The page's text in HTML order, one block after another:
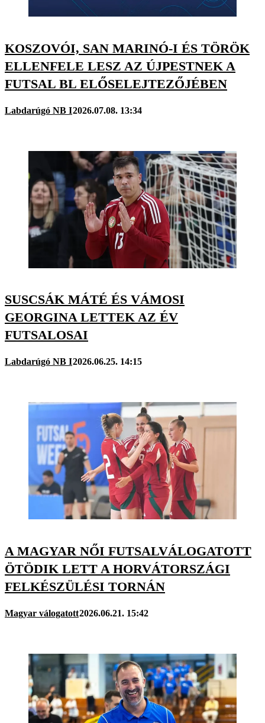
KOSZOVÓI, SAN MARINÓ-I ÉS TÖRÖK
ELLENFELE LESZ AZ ÚJPESTNEK A
FUTSAL BL ELŐSELEJTEZŐJÉBEN
Labdarúgó NB I2026.07.08. 13:34
SUSCSÁK MÁTÉ ÉS VÁMOSI
GEORGINA LETTEK AZ ÉV
FUTSALOSAI
Labdarúgó NB I2026.06.25. 14:15
A MAGYAR NŐI FUTSALVÁLOGATOTT
ÖTÖDIK LETT A HORVÁTORSZÁGI
FELKÉSZÜLÉSI TORNÁN
Magyar válogatott2026.06.21. 15:42